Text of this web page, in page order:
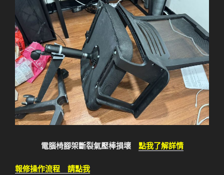
電腦椅腳架斷裂氣壓棒損壞 點我了解詳情
報修操作流程 請點我